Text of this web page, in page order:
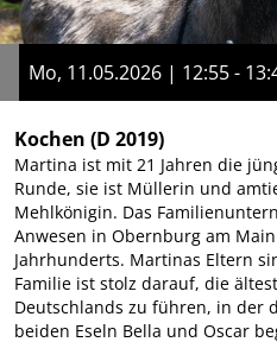
Mo, 11.05.2026 | 12:55 -
Kochen (D 2019)
Martina ist mit 21 Jahren die
Runde, sie ist Müllerin und
Mehlkönigin. Das
Anwesen in Obernburg am
Jahrhunderts. Martinas Eltern
Familie ist stolz darauf, die
Deutschlands zu führen, in der
beiden Eseln Bella und Oscar